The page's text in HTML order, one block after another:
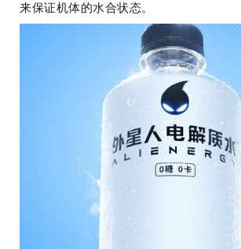
来保证机体的水合状态。